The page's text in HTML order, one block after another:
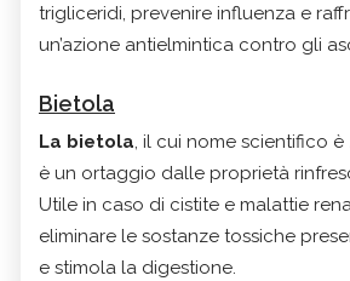
trigliceridi, prevenire influenza e
un’azione antielmintica contro gli
Bietola
La bietola, il cui nome scientifico è
è un ortaggio dalle proprietà
Utile in caso di cistite e malattie
eliminare le sostanze tossiche
e stimola la digestione.